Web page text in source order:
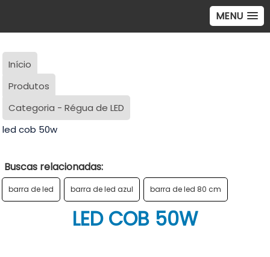
MENU
Início
Produtos
Categoria - Régua de LED
led cob 50w
Buscas relacionadas:
barra de led barra de led azul barra de led 80 cm
LED COB 50W